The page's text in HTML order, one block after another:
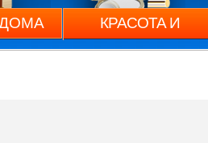
КРАСОТА И
ЗДОРОВЬЕ